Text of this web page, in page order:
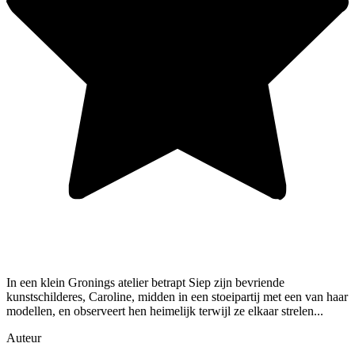
In een klein Gronings atelier betrapt Siep zijn bevriende
kunstschilderes, Caroline, midden in een stoeipartij met een van haar
modellen, en observeert hen heimelijk terwijl ze elkaar strelen...
Auteur